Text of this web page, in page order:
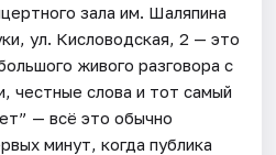
зала им. Шаляпина
ул. Кисловодская, 2 — это
живого разговора с
честные слова и тот самый
— всё это обычно
минут, когда публика